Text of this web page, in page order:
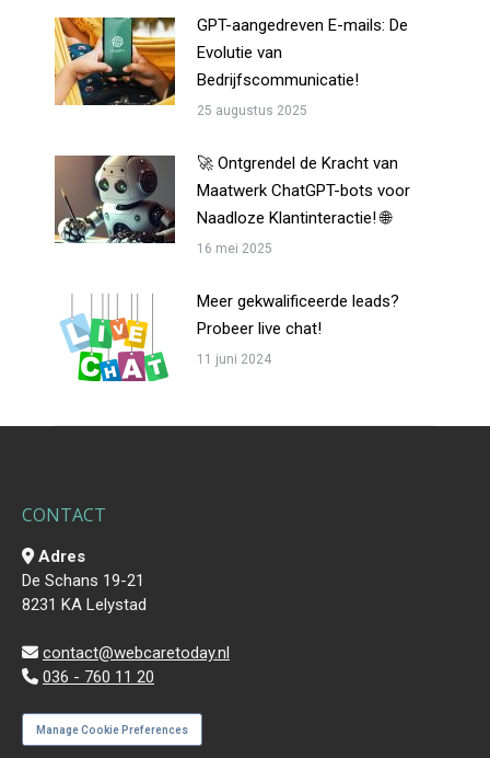
GPT-aangedreven E-mails: De
Evolutie van
Bedrijfscommunicatie!
25 augustus 2025
🚀 Ontgrendel de Kracht van
Maatwerk ChatGPT-bots voor
Naadloze Klantinteractie! 🌐
16 mei 2025
Meer gekwalificeerde leads?
Probeer live chat!
11 juni 2024
CONTACT
Adres
De Schans 19-21
8231 KA Lelystad
contact@webcaretoday.nl
036 - 760 11 20
Manage Cookie Preferences